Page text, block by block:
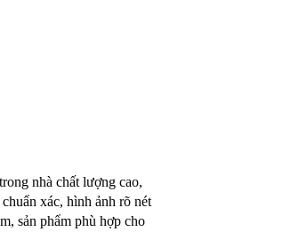
nhà chất lượng cao,
xác, hình ảnh rõ nét
sản phẩm phù hợp cho